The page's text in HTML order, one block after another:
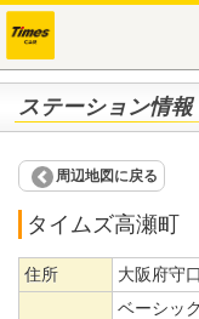
ステーション情報
周辺地図に戻る
タイムズ高瀬町
住所 大阪府守
ベーシッ